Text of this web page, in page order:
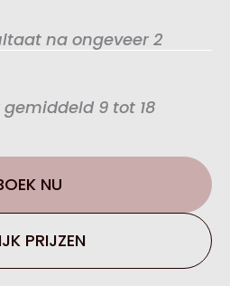
na ongeveer 2
9 tot 18
NU
PRIJZEN